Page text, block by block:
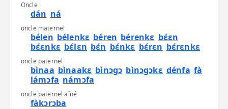
Oncle
dán ná
oncle maternel
bélen bélenkɛ béren bérenkɛ bɛ́ɛn
bɛ́ɛnkɛ bɛ́lɛn bɛ́n bɛ́nkɛ bɛ́rɛn bɛ́rɛnkɛ
oncle paternel
bìnaa bìnaakɛ bìnɔgɔ bìnɔgɔkɛ dénfa fà
lámɔfa námɔfa
oncle paternel aîné
fàkɔrɔba